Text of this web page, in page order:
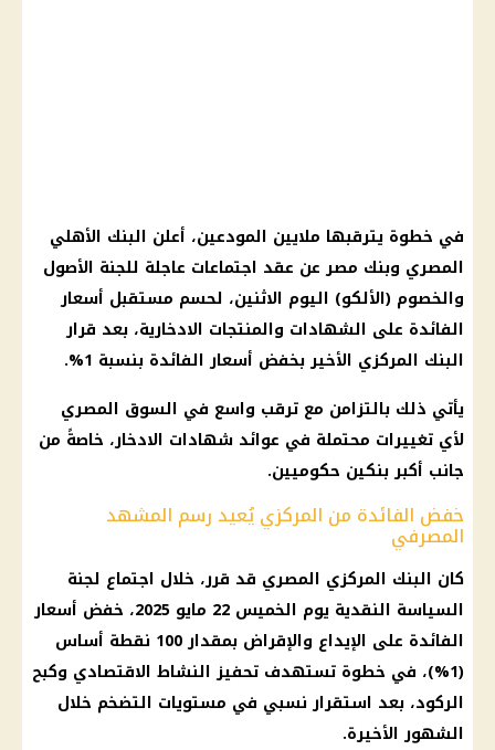
في خطوة يترقبها ملايين المودعين، أعلن البنك الأهلي
المصري وبنك مصر عن عقد اجتماعات عاجلة للجنة الأصول
والخصوم (الألكو) اليوم الاثنين، لحسم مستقبل أسعار
الفائدة على الشهادات والمنتجات الادخارية، بعد قرار
البنك المركزي الأخير بخفض أسعار الفائدة بنسبة 1%.
يأتي ذلك بالتزامن مع ترقب واسع في السوق المصري
لأي تغييرات محتملة في عوائد شهادات الادخار، خاصةً من
جانب أكبر بنكين حكوميين.
خفض الفائدة من المركزي يُعيد رسم المشهد
المصرفي
كان البنك المركزي المصري قد قرر، خلال اجتماع لجنة
السياسة النقدية يوم الخميس 22 مايو 2025 ، خفض أسعار
الفائدة على الإيداع والإقراض
بمقدار 100 نقطة أساس
(1%)، في خطوة تستهدف تحفيز النشاط الاقتصادي وكبح
الركود، بعد استقرار نسبي في مستويات التضخم خلال
الشهور الأخيرة.